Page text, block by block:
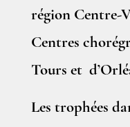
région Centre-
Centres
Tours et
Les trophées